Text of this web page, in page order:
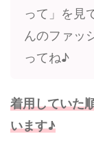
って」を見
んのファッ
ってね♪
着用していた
います♪